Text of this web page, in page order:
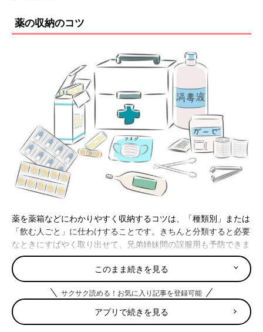
薬の収納のコツ
薬を薬箱などにわかりやすく収納するコツは、「種類別」または
「飲む人ごと」に仕わけすることです。きちんと分類すると必要
なときにすばやく取り出せて、兄弟姉妹間の誤服用も予防できま
す。
種類別にわける
薬を収納するときは、収納ボックスの仕切りなどを活用して種類
別に分類すると便利です。内服薬と外用薬を仕わけしたうえで、
このまま続きを見る
サクサク読める！お気に入り記事を登録可能
アプリで続きを見る